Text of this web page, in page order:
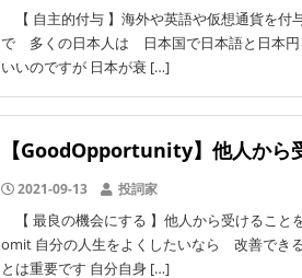
【 自主的付与 】海外や英語や仮想通貨を付
で 多くの日本人は 日本国で日本語と日本円
いいのですが 日本が衰 […]
【GoodOpportunity】他人から
2021-09-13 投詞家
【 最良の機会にする 】他人から受けるこ
omit 自分の人生をよくしたいなら 改善でき
とは重要です 自分自身 […]